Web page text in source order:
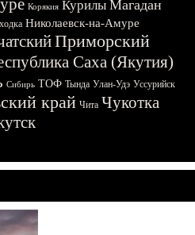
Корякия Курилы Магадан
Николаевск-на-Амуре
Приморский
Саха (Якутия)
Сибирь ТОФ Тында Улан-Удэ Уссурийск
край Чита Чукотка